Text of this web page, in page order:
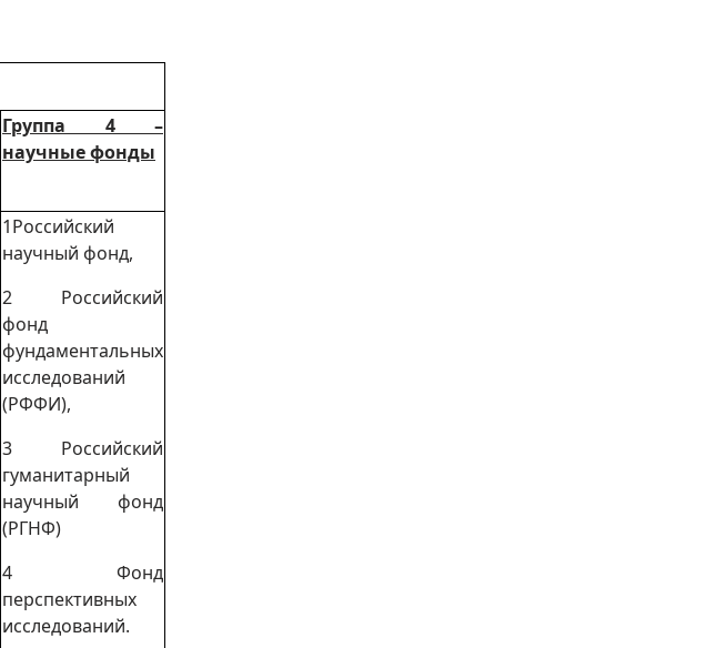
Группа 4 –
научные фонды
1Российский
научный фонд,
2 Российский
фонд
фундаментальных
исследований
(РФФИ),
3 Российский
гуманитарный
научный фонд
(РГНФ)
4 Фонд
перспективных
исследований.